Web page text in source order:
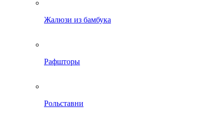
Жалюзи из бамбука
Рафшторы
Рольставни